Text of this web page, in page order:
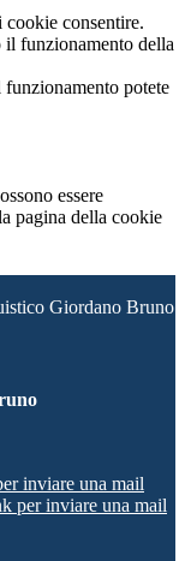
cookie consentire.
il funzionamento della
funzionamento potete
essere
pagina della cookie
Giordano Bruno
inviare una mail
per inviare una mail